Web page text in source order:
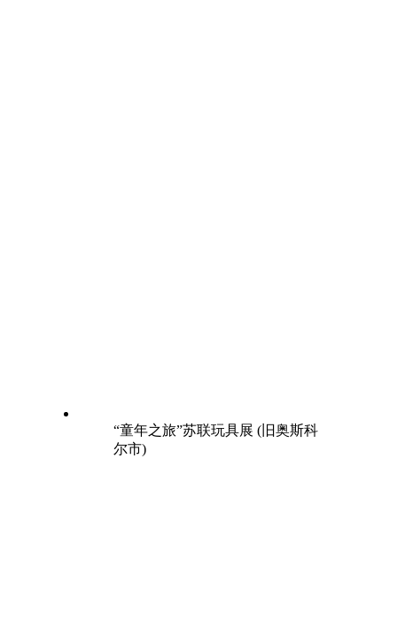
“童年之旅”苏联玩具展 (旧奥斯科
尔市)